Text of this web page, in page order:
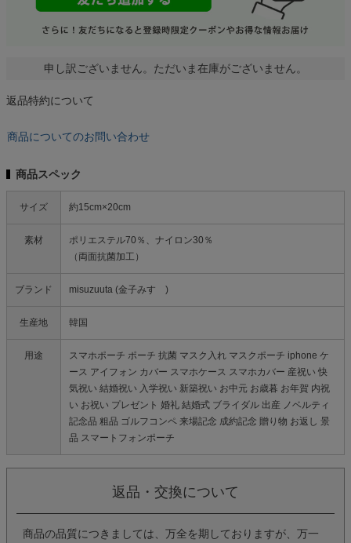
申し訳ございません。ただいま在庫がございません。
返品特約について
商品についてのお問い合わせ
商品スペック
サイズ 約15cm×20cm
素材
ポリエステル70％、ナイロン30％
（両面抗菌加工）
ブランド misuzuuta (金子みすゞ)
生産地 韓国
用途
スマホポーチ ポーチ 抗菌 マスク入れ マスクポーチ iphone ケ
ース アイフォン カバー スマホケース スマホカバー 産祝い 快
気祝い 結婚祝い 入学祝い 新築祝い お中元 お歳暮 お年賀 内祝
い お祝い プレゼント 婚礼 結婚式 ブライダル 出産 ノベルティ
記念品 粗品 ゴルフコンペ 来場記念 成約記念 贈り物 お返し 景
品 スマートフォンポーチ
返品・交換について
商品の品質につきましては、万全を期しておりますが、万一